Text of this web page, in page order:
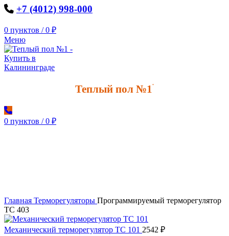
+7 (4012) 998-000
0 пунктов / 0 ₽
Меню
Теплый пол №1 *
0 пунктов / 0 ₽
Главная Терморегуляторы Программируемый терморегулятор
ТС 403
Механический терморегулятор ТС 101 2542 ₽